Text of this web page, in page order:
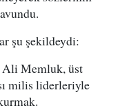
şu şekildeydi:
Ali Memluk, üst
milis liderleriyle